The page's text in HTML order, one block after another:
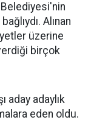
Belediyesi'nin
Alınan
üzerine
birçok
aday adaylık
eden oldu.